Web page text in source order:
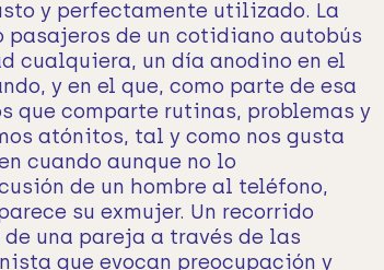
y perfectamente utilizado. La
pasajeros de un cotidiano autobús
cualquiera, un día anodino en el
y en el que, como parte de esa
que comparte rutinas, problemas y
atónitos, tal y como nos gusta
cuando aunque no lo
de un hombre al teléfono,
su exmujer. Un recorrido
una pareja a través de las
que evocan preocupación y